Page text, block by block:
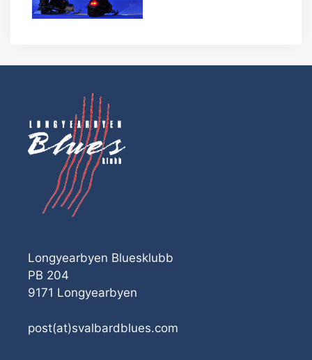
Longyearbyen Bluesklubb
PB 204
9171 Longyearbyen
post(at)svalbardblues.com